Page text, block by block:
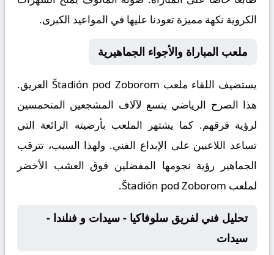
الكروية نكهة مميزة تعودنا عليها في المواعيد الكبرى.
ملعب المباراة والأجواء الجماهيرية
يستضيف اللقاء ملعب Štadión pod Zoboromالعريق.
هذا الصرح الرياضي يتسع لآلاف المشجعين المتحمسين
لرؤية فرقهم. كما يشتهر الملعب بأرضيته الرائعة التي
تساعد اللاعبين على الإبداع الفني. ولهذا السبب، تترقب
الجماهير رؤية نجومها المفضلين فوق العشب الأخضر
لملعب Štadión pod Zoborom.
تحليل فني لفريق سلوفاكيا - سيدات و فنلندا -
سيدات